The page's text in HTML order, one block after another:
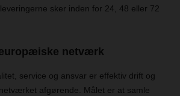
sker inden for 24, 48 eller 72
netværk
service og ansvar er effektiv drift og
afgørende. Målet er at samle